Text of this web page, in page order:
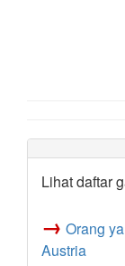
Lihat daftar
→ Orang
Austria